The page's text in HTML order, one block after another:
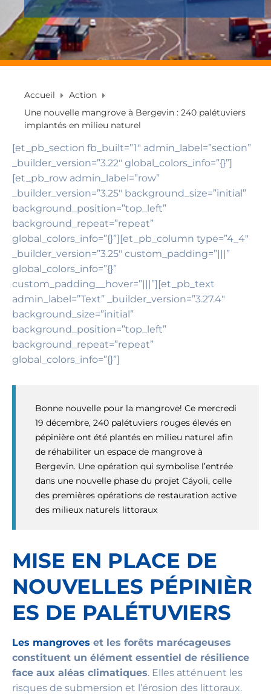
Accueil
Action
Une nouvelle mangrove à Bergevin : 240 palétuviers
implantés en milieu naturel
[et_pb_section fb_built=”1″ admin_label=”section”
_builder_version=”3.22″ global_colors_info=”{}”]
[et_pb_row admin_label=”row”
_builder_version=”3.25″ background_size=”initial”
background_position=”top_left”
background_repeat=”repeat”
global_colors_info=”{}”][et_pb_column type=”4_4″
_builder_version=”3.25″ custom_padding=”|||”
global_colors_info=”{}”
custom_padding__hover=”|||”][et_pb_text
admin_label=”Text” _builder_version=”3.27.4″
background_size=”initial”
background_position=”top_left”
background_repeat=”repeat”
global_colors_info=”{}”]
Bonne nouvelle pour la mangrove! Ce mercredi
19 décembre, 240 palétuviers rouges élevés en
pépinière ont été plantés en milieu naturel afin
de réhabiliter un espace de mangrove à
Bergevin. Une opération qui symbolise l’entrée
dans une nouvelle phase du projet Cáyoli, celle
des premières opérations de restauration active
des milieux naturels littoraux
MISE EN PLACE DE
NOUVELLES PÉPINIÈR
ES DE PALÉTUVIERS
Les mangroves et les forêts marécageuses
constituent un élément essentiel de résilience
face aux aléas climatiques. Elles atténuent les
risques de submersion et l’érosion des littoraux.